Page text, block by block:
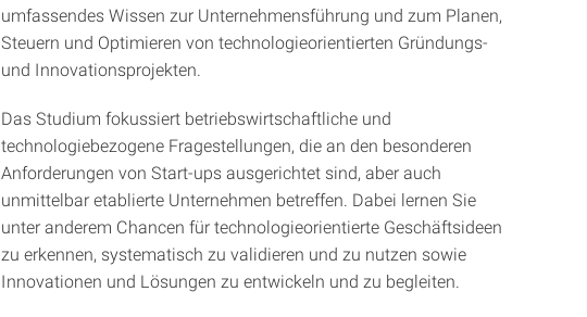
umfassendes Wissen zur Unternehmensführung und zum Planen,
Steuern und Optimieren von technologieorientierten Gründungs-
und Innovationsprojekten.
Das Studium fokussiert betriebswirtschaftliche und
technologiebezogene Fragestellungen, die an den besonderen
Anforderungen von Start-ups ausgerichtet sind, aber auch
unmittelbar etablierte Unternehmen betreffen. Dabei lernen Sie
unter anderem Chancen für technologieorientierte Geschäftsideen
zu erkennen, systematisch zu validieren und zu nutzen sowie
Innovationen und Lösungen zu entwickeln und zu begleiten.